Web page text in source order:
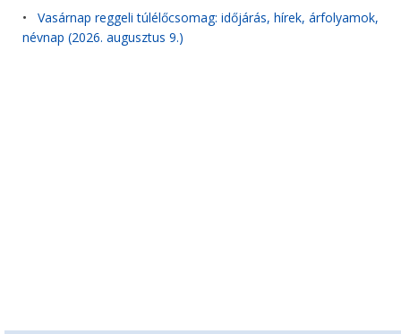
• Vasárnap reggeli túlélőcsomag: időjárás, hírek, árfolyamok,
névnap (2026. augusztus 9.)